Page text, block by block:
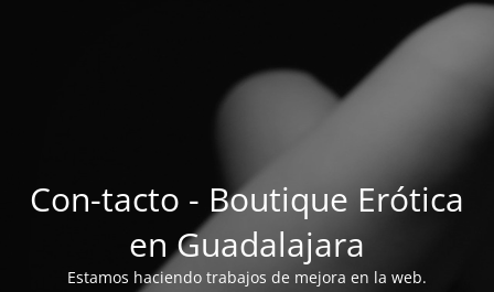
Con-tacto - Boutique Erótica
en Guadalajara
Estamos haciendo trabajos de mejora en la web.